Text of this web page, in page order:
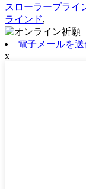
スローラーブライ
ラインド,
電子メールを送
x